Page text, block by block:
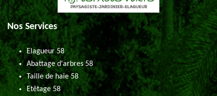
Nos Services
Elagueur 58
Abattage d'arbres 58
Taille de haie 58
Etêtage 58